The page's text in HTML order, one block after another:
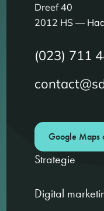
Dreef 40
2012 HS —
(023) 711
Google Maps
Strategie
Digital